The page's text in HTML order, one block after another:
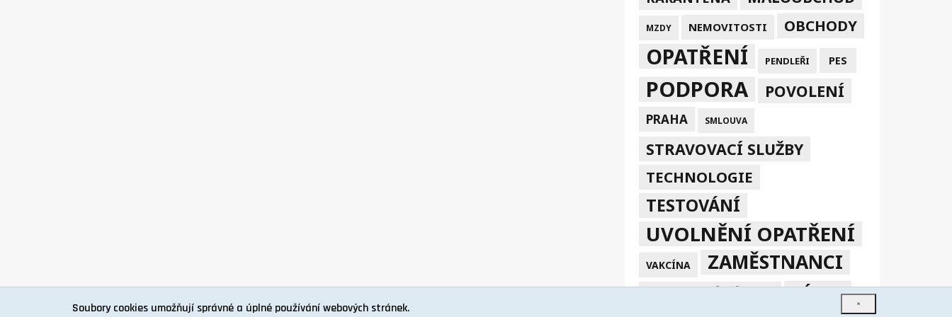
MZDY NEMOVITOSTI OBCHODY
OPATŘENÍ PENDLEŘI PES
PODPORA POVOLENÍ
PRAHA SMLOUVA
STRAVOVACÍ SLUŽBY
TECHNOLOGIE
TESTOVÁNÍ
UVOLNĚNÍ OPATŘENÍ
VAKCÍNA ZAMĚSTNANCI
ZÁKAZ
×
Soubory cookies umožňují správné a úplné používání webových stránek.